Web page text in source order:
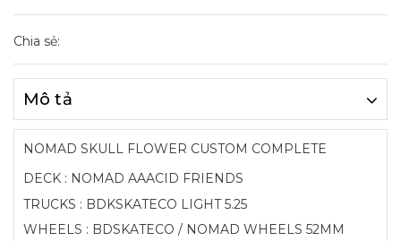
Chia sẻ:
Mô tả
NOMAD SKULL FLOWER CUSTOM COMPLETE
DECK : NOMAD AAACID FRIENDS
TRUCKS : BDKSKATECO LIGHT 5.25
WHEELS : BDSKATECO / NOMAD WHEELS 52MM